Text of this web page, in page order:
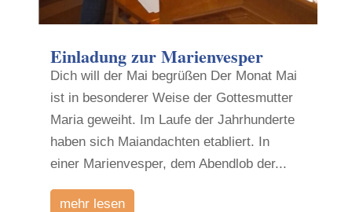
Einladung zur Marienvesper
Dich will der Mai begrüßen Der Monat Mai
ist in besonderer Weise der Gottesmutter
Maria geweiht. Im Laufe der Jahrhunderte
haben sich Maiandachten etabliert. In
einer Marienvesper, dem Abendlob der...
mehr lesen